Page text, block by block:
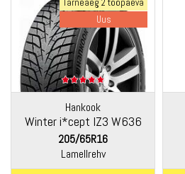
Tarneaeg 2 tööpäeva
Uus
Hankook
Winter i*cept IZ3 W636
205/65R16
Lamellrehv